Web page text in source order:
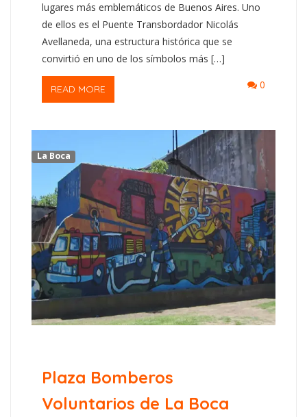
lugares más emblemáticos de Buenos Aires. Uno
de ellos es el Puente Transbordador Nicolás
Avellaneda, una estructura histórica que se
convirtió en uno de los símbolos más […]
READ MORE 0
La Boca
Plaza Bomberos
Voluntarios de La Boca